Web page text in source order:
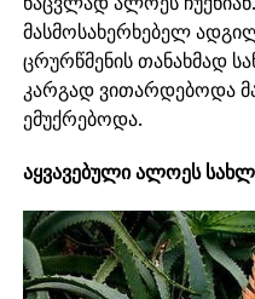
მასმოსახერხებელ
ცრურწმენის თანახმად
კარგად ვითარდებოდა
ემუქრებოდა.
აყვავებული ალოეს